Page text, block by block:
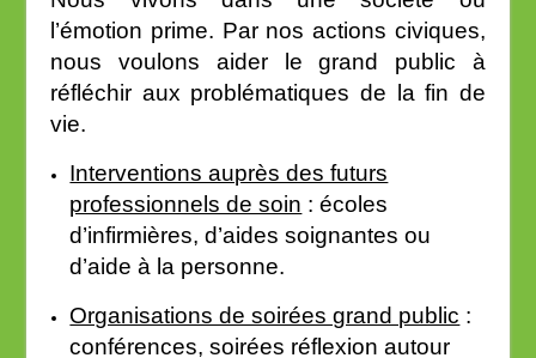
l’émotion prime. Par nos actions civiques,
nous voulons aider le grand public à
réfléchir aux problématiques de la fin de
vie.
Interventions auprès des futurs
professionnels de soin : écoles
d’infirmières, d’aides soignantes ou
d’aide à la personne.
Organisations de soirées grand public :
conférences, soirées réflexion autour